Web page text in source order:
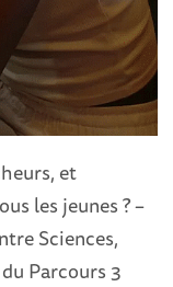
et
les jeunes ? –
Sciences,
Parcours 3